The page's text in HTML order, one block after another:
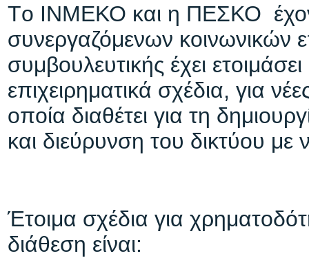
Tο ΙΝΜΕΚΟ και η ΠΕΣΚΟ
συνεργαζόμενων κοινωνικών
συμβουλευτικής έχει
επιχειρηματικά σχέδια, για
οποία διαθέτει για τη
και διεύρυνση του δικτύου με
Έτοιμα σχέδια για
διάθεση είναι: